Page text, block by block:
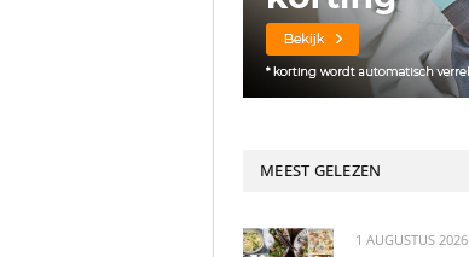
MEEST GELEZEN
1 AUGUSTUS 2026